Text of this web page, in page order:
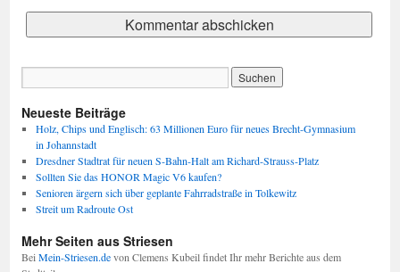
Neueste Beiträge
Holz, Chips und Englisch: 63 Millionen Euro für neues Brecht-Gymnasium
in Johannstadt
Dresdner Stadtrat für neuen S-Bahn-Halt am Richard-Strauss-Platz
Sollten Sie das HONOR Magic V6 kaufen?
Senioren ärgern sich über geplante Fahrradstraße in Tolkewitz
Streit um Radroute Ost
Mehr Seiten aus Striesen
BeiMein-Striesen.devon Clemens Kubeil findet Ihr mehr Berichte aus dem